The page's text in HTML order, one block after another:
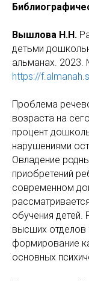
Вышлова Н.Н.
детьми
альманах. 2023.
https://
Проблема
возраста на
процент
нарушениями
Овладение
приобретений
современном
обучения детей.
высших отделов
формирование
основных